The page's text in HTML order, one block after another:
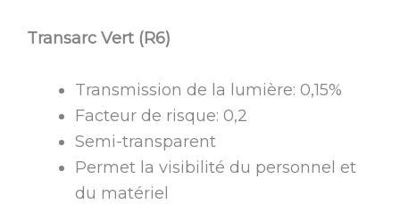
Transarc Vert (R6)
Transmission de la lumière: 0,15%
Facteur de risque: 0,2
Semi-transparent
Permet la visibilité du personnel et
du matériel